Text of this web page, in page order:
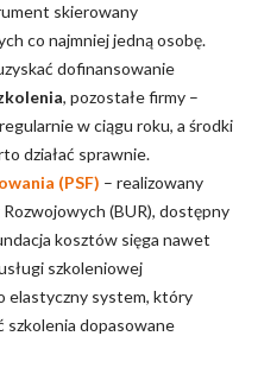
skierowany
co najmniej jedną osobę.
dofinansowanie
, pozostałe firmy –
w ciągu roku, a środki
działać sprawnie.
(PSF) – realizowany
(BUR), dostępny
kosztów sięga nawet
szkoleniowej
elastyczny system, który
szkolenia dopasowane